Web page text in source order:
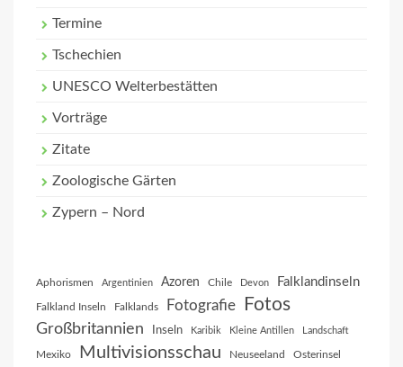
Termine
Tschechien
UNESCO Welterbestätten
Vorträge
Zitate
Zoologische Gärten
Zypern – Nord
Aphorismen Argentinien Azoren Chile Devon Falklandinseln
Falkland Inseln Falklands Fotografie Fotos
Großbritannien Inseln Karibik Kleine Antillen Landschaft
Mexiko Multivisionsschau Neuseeland Osterinsel